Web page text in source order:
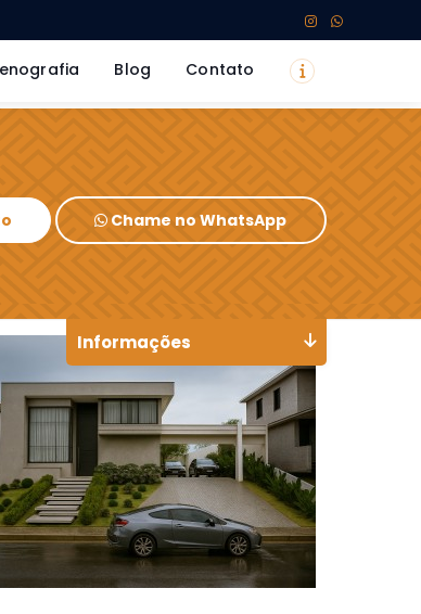
Blog Contato
Chame no WhatsApp
Informações